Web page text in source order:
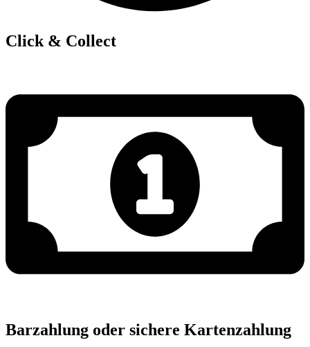
Click & Collect
Barzahlung oder sichere Kartenzahlung